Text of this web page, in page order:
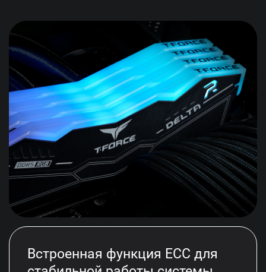
Встроенная функция ECC для